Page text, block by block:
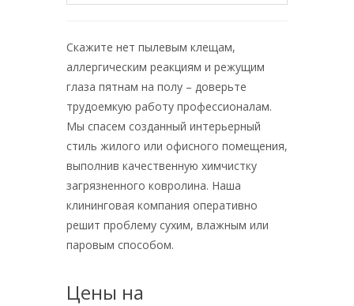
Скажите нет пылевым клещам,
аллергическим реакциям и режущим
глаза пятнам на полу – доверьте
трудоемкую работу профессионалам.
Мы спасем созданный интерьерный
стиль жилого или офисного помещения,
выполнив качественную химчистку
загрязненного ковролина. Наша
клининговая компания оперативно
решит проблему сухим, влажным или
паровым способом.
Цены на